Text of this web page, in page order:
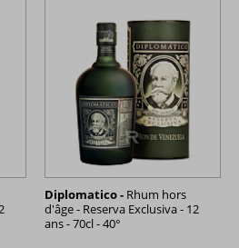
Diplomatico - Rhum hors
d'âge - Reserva Exclusiva - 12
ans - 70cl - 40°